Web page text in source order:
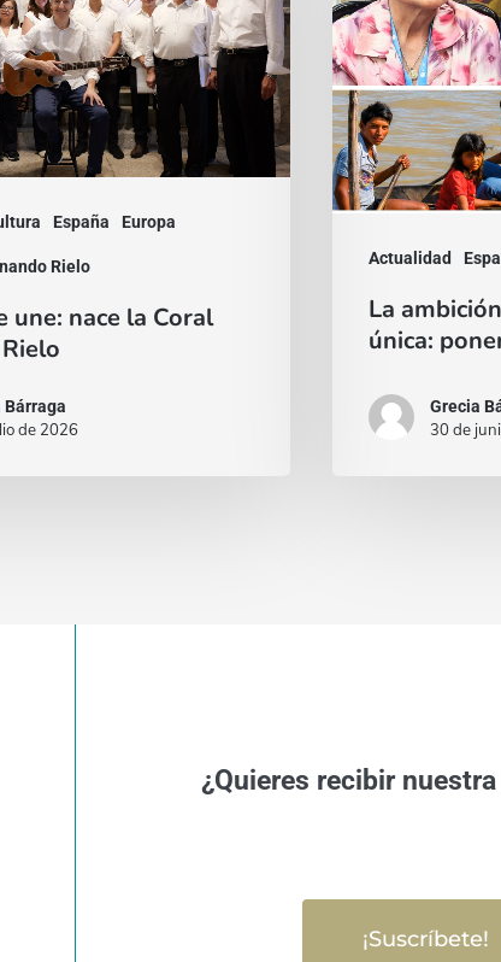
España Europa
Rielo
une: nace la Coral
Bárraga
de 2026
Actualidad
los
santos
es
única:
poner
nido
La
única:
Grecia
30 de
¿Quieres recibir
¡Suscríbete!